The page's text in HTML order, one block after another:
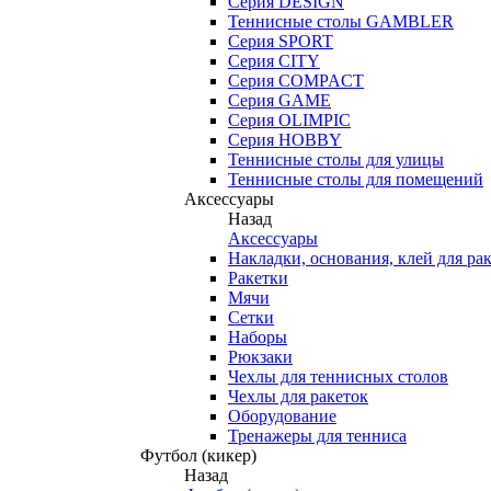
Теннисные столы GAMBLER
Серия SPORT
Серия CITY
Серия COMPACT
Серия GAME
Серия OLIMPIC
Серия HOBBY
Теннисные столы для улицы
Теннисные столы для помещений
Аксессуары
Назад
Аксессуары
Накладки, основания, клей для
Ракетки
Мячи
Сетки
Наборы
Рюкзаки
Чехлы для теннисных столов
Чехлы для ракеток
Оборудование
Тренажеры для тенниса
Футбол (кикер)
Назад